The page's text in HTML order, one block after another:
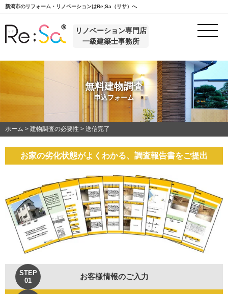
新潟市のリフォーム・リノベーションはRe;Sa（リサ）へ
リノベーション専門店
一級建築士事務所
無料建物調査
申込フォーム
ホーム > 建物調査の必要性 > 送信完了
お家の劣化状態がよくわかる、調査報告書をご提出
STEP
01
お客様情報のご入力